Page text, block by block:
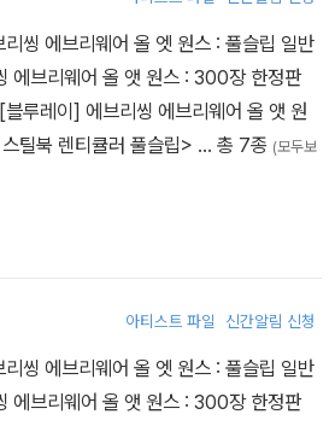
씽 에브리웨어 올 엣 원스 : 풀슬립 일반
에브리웨어 올 앳 원스 : 300장 한정판
루레이] 에브리씽 에브리웨어 올 앳 원
틸북 렌티큘러 풀슬립> … 총 7종 (모두보
아티스트 파일 신간알림 신청
씽 에브리웨어 올 엣 원스 : 풀슬립 일반
에브리웨어 올 앳 원스 : 300장 한정판